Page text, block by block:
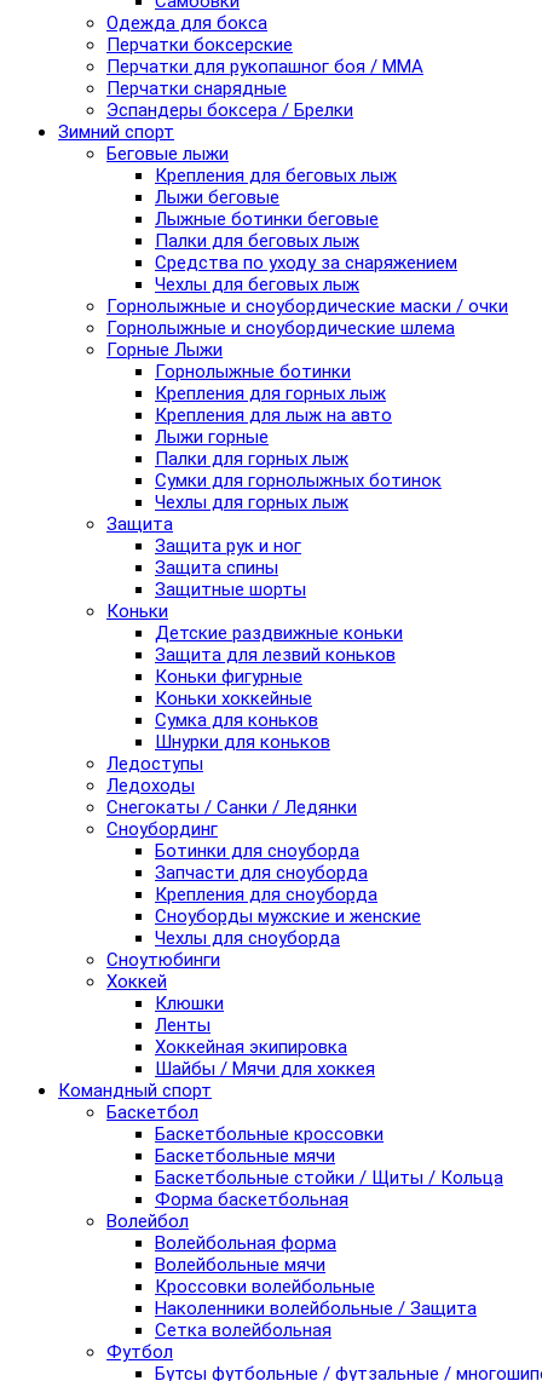
Одежда для бокса
Перчатки боксерские
Перчатки для рукопашног боя / ММА
Перчатки снарядные
Эспандеры боксера / Брелки
Зимний спорт
Беговые лыжи
Крепления для беговых лыж
Лыжи беговые
Лыжные ботинки беговые
Палки для беговых лыж
Средства по уходу за снаряжением
Чехлы для беговых лыж
Горнолыжные и сноубордические маски / очки
Горнолыжные и сноубордические шлема
Горные Лыжи
Горнолыжные ботинки
Крепления для горных лыж
Крепления для лыж на авто
Лыжи горные
Палки для горных лыж
Сумки для горнолыжных ботинок
Чехлы для горных лыж
Защита
Защита рук и ног
Защита спины
Защитные шорты
Коньки
Детские раздвижные коньки
Защита для лезвий коньков
Коньки фигурные
Коньки хоккейные
Сумка для коньков
Шнурки для коньков
Ледоступы
Ледоходы
Снегокаты / Санки / Ледянки
Сноубординг
Ботинки для сноуборда
Запчасти для сноуборда
Крепления для сноуборда
Сноуборды мужские и женские
Чехлы для сноуборда
Сноутюбинги
Хоккей
Клюшки
Ленты
Хоккейная экипировка
Шайбы / Мячи для хоккея
Командный спорт
Баскетбол
Баскетбольные кроссовки
Баскетбольные мячи
Баскетбольные стойки / Щиты / Кольца
Форма баскетбольная
Волейбол
Волейбольная форма
Волейбольные мячи
Кроссовки волейбольные
Наколенники волейбольные / Защита
Сетка волейбольная
Футбол
Бутсы футбольные / футзальные /